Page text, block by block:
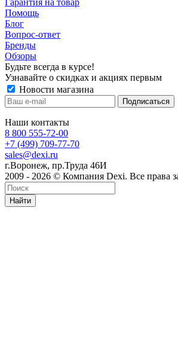
Помощь
Блог
Вопрос-ответ
Бренды
Обзоры
Будьте всегда в курсе!
Узнавайте о скидках и акциях первым
Новости магазина
Наши контакты
8 800 555-72-00
+7 (499) 709-77-70
sales@dexi.ru
г.Воронеж, пр.Труда 46И
2009 - 2026 © Компания Dexi. Все права
Найти